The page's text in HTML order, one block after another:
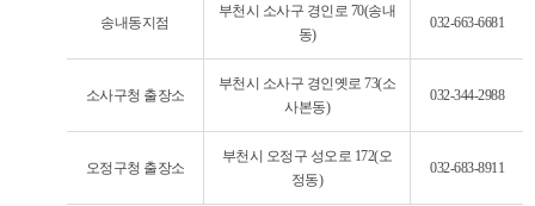
송내동지점
부천시 소사구 경인로 70(송내
동)
032-663-6681
소사구청 출장소
부천시 소사구 경인옛로 73(소
사본동)
032-344-2988
오정구청 출장소
부천시 오정구 성오로 172(오
정동)
032-683-8911